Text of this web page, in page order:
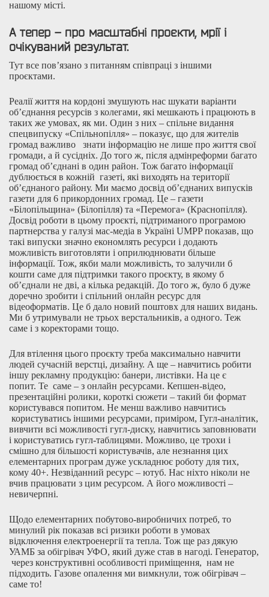
нашому місті.
А тепер – про масштабні проєкти, мрії і
очікуваний результат.
Тут все пов’язано з питанням співпраці з іншими
проєктами.
Реалії життя на кордоні змушують нас шукати варіанти
об’єднання ресурсів з колегами, які мешкають і працюють в
таких же умовах, як ми. Один з них – спільне видання
спецвипуску «Спільнопілля» – показує, що для жителів
громад важливо знати інформацію не лише про життя свої
громади, а й сусідніх. До того ж, після адмінреформи багато
громад об’єднані в один район. Тож багато інформації
дублюється в кожній газеті, які виходять на території
об’єднаного району. Ми маємо досвід об’єднаних випусків
газети для 6 прикордонних громад. Це – газети
«Білопільщина» (Білопілля) та «Перемога» (Краснопілля).
Досвід роботи в цьому проєкті, підтриманого програмою
партнерства у галузі мас-медіа в Україні UMPP показав, що
такі випуски значно економлять ресурси і додають
можливість виготовляти і оприлюднювати більше
інформації. Тож, якби мали можливість, то залучили б
кошти саме для підтримки такого проєкту, в якому б
об’єднали не дві, а кілька редакцій. До того ж, було б дуже
доречно зробити і спільний онлайн ресурс для
відеоформатів. Це б дало новий поштовх для наших видань.
Ми б утримували не трьох верстальників, а одного. Теж
саме і з коректорами тощо.
Для втілення цього проєкту треба максимально навчити
людей сучасній верстці, дизайну. А ще – навчитись робити
іншу рекламну продукцію: банери, листівки. На це є
попит. Те саме – з онлайн ресурсами. Кепшен-відео,
презентаційні ролики, короткі сюжети – такий би формат
користувався попитом. Не менш важливо навчитись
користуватись іншими ресурсами, приміром, Гугл-аналітик,
вивчити всі можливості гугл-диску, навчитись заповнювати
і користуватись гугл-таблицями. Можливо, це трохи і
смішно для більшості користувачів, але незнання цих
елементарних програм дуже ускладнює роботу для тих,
кому 40+. Незвіданний ресурс – ютуб. Нас ніхто ніколи не
вчив працювати з цим ресурсом. А його можливості –
невичерпні.
Щодо елементарних побутово-виробничих потреб, то
минулий рік показав всі ризики роботи в умовах
відключення електроенергії та тепла. Тож ще раз дякую
УАМБ за обігрівач УФО, який дуже став в нагоді. Генератор,
через конструктивні особливості приміщення, нам не
підходить. Газове опалення ми вимкнули, тож обігрівач –
саме то!